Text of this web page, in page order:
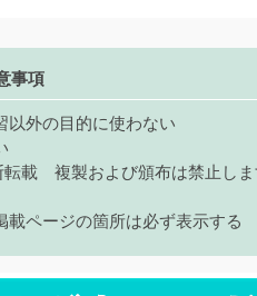
事項
以外の目的に使わない
載 複製および頒布は禁止しま
載ページの箇所は必ず表示する